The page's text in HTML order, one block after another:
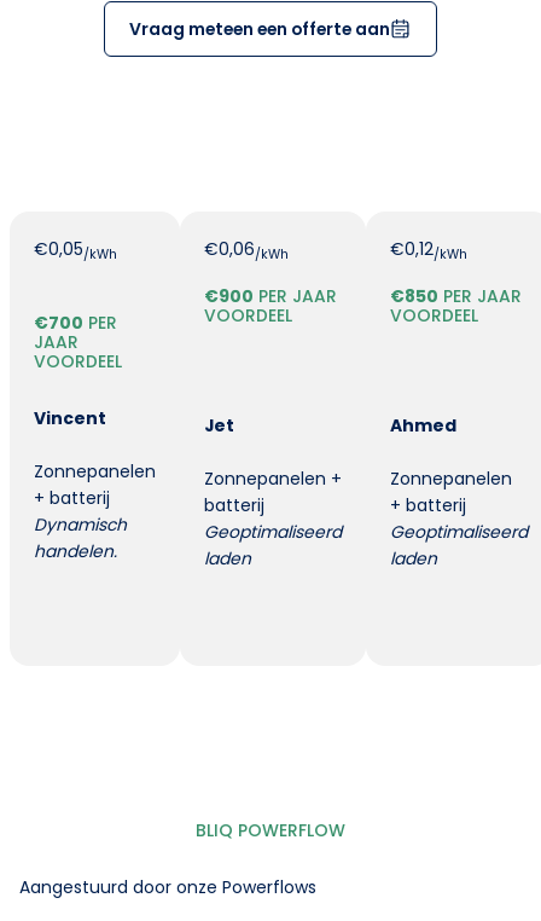
Vraag meteen een offerte aan
€0,05/kWh
€700 PER
JAAR
VOORDEEL
Vincent
Zonnepanelen
+ batterij
Dynamisch
handelen.
€0,06/kWh
€900 PER JAAR
VOORDEEL
Jet
Zonnepanelen +
batterij
Geoptimaliseerd
laden
€0,12/kWh
€850 PER JAAR
VOORDEEL
Ahmed
Zonnepanelen
+ batterij
Geoptimaliseerd
laden
BLIQ POWERFLOW
Aangestuurd door onze Powerflows